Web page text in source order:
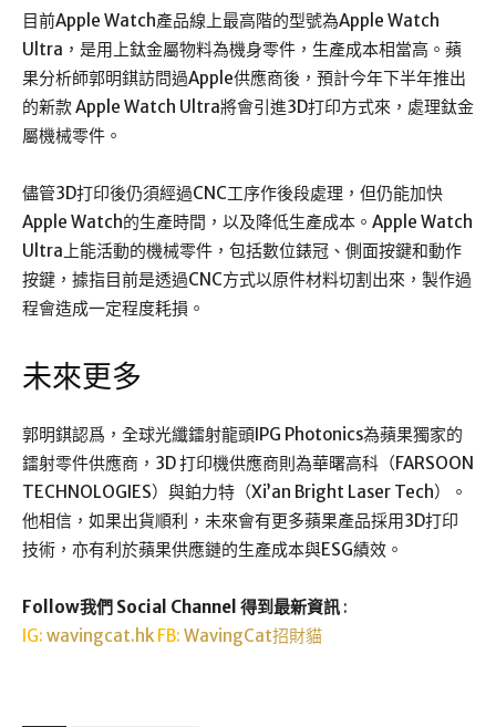
目前Apple Watch產品線上最高階的型號為Apple Watch
Ultra，是用上鈦金屬物料為機身零件，生產成本相當高。蘋
果分析師郭明錤訪問過Apple供應商後，預計今年下半年推出
的新款 Apple Watch Ultra將會引進3D打印方式來，處理鈦金
屬機械零件。
儘管3D打印後仍須經過CNC工序作後段處理，但仍能加快
Apple Watch的生產時間，以及降低生產成本。Apple Watch
Ultra上能活動的機械零件，包括數位錶冠、側面按鍵和動作
按鍵，據指目前是透過CNC方式以原件材料切割出來，製作過
程會造成一定程度耗損。
未來更多
郭明錤認爲，全球光纖鐳射龍頭IPG Photonics為蘋果獨家的
鐳射零件供應商，3D 打印機供應商則為華曙高科（FARSOON
TECHNOLOGIES）與鉑力特（Xi’an Bright Laser Tech）。
他相信，如果出貨順利，未來會有更多蘋果產品採用3D打印
技術，亦有利於蘋果供應鏈的生產成本與ESG績效。
Follow我們 Social Channel 得到最新資訊 :
IG: wavingcat.hk FB: WavingCat招財貓